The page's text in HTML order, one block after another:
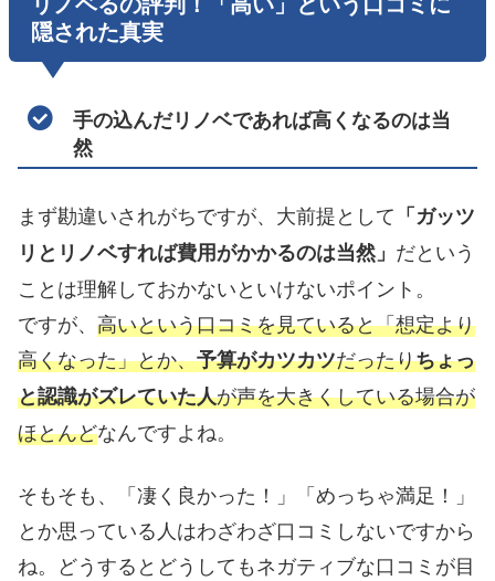
隠された真実
手の込んだリノベであれば高くなるのは当
然
まず勘違いされがちですが、大前提として 「ガッツ
リとリノベすれば費用がかかるのは当然」 だという
ことは理解しておかないといけないポイント。
ですが、 高いという口コミを見ていると「想定より
高くなった」とか、予算がカツカツだったりちょっ
と認識がズレていた人が声を大きくしている場合が
ほとんどなんですよね。
そもそも、「凄く良かった！」「めっちゃ満足！」
とか思っている人はわざわざ口コミしないですから
ね。どうするとどうしてもネガティブな口コミが目